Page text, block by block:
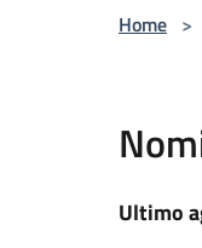
Home >
Ultimo